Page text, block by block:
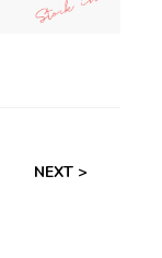
NEXT >